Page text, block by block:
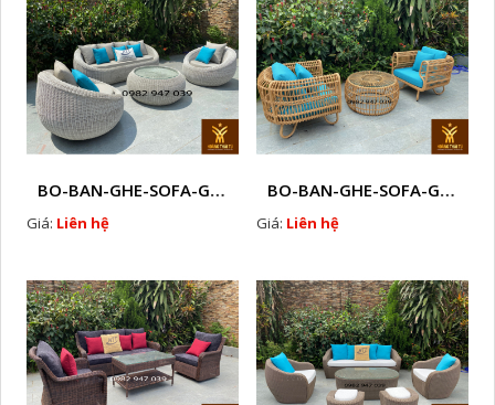
BO-BAN-GHE-SOFA-GIA-MAY-P4
Giá: Liên hệ
BO-BAN-GHE-SOFA-GIA-MAY-P3
Giá: Liên hệ